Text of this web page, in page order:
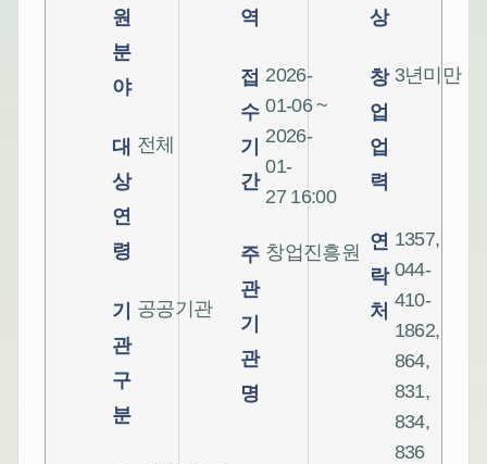
원
분
야
대
상
연
령
전체
기
관
구
분
공공기관
역
접
수
기
간
2026-
01-06 ~
2026-
01-
27 16:00
주
관
기
관
명
창업진흥원
상
창
업
업
력
3년미만
연
락
처
1357,
044-
410-
1862,
864,
831,
834,
836